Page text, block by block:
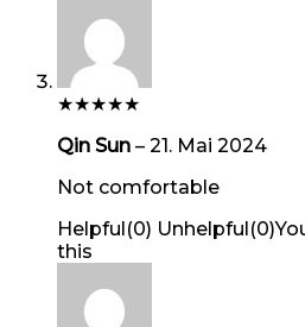
★★★★★
Qin Sun – 21. Mai 2024
Not comfortable
Helpful(0) Unhelpful(0)
this